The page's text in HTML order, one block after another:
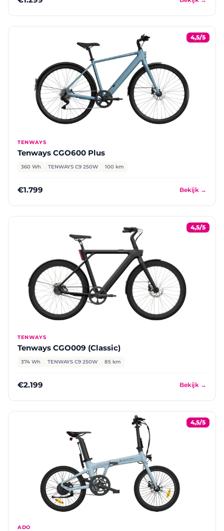
4,5/5
TENWAYS
Tenways CGO600 Plus
360 Wh TENWAYS C9 250W 100 km
€1.799 Bekijk →
4,5/5
TENWAYS
Tenways CGO009 (Classic)
374 Wh TENWAYS C9 250W 85 km
€2.199 Bekijk →
4,5/5
ADO